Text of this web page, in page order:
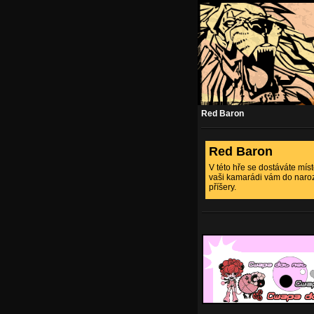
Red Baron
Red Baron
V této hře se dostáváte
vaši kamarádi vám do
příšery.